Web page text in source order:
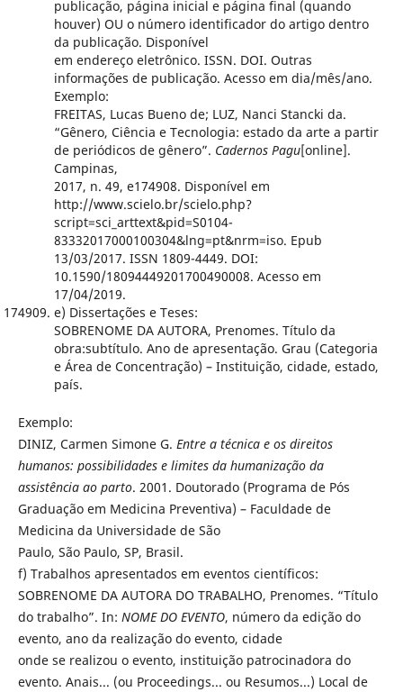
publicação, página inicial e página final (quando
houver) OU o número identificador do artigo dentro
da publicação. Disponível
em endereço eletrônico. ISSN. DOI. Outras
informações de publicação. Acesso em dia/mês/ano.
Exemplo:
FREITAS, Lucas Bueno de; LUZ, Nanci Stancki da.
“Gênero, Ciência e Tecnologia: estado da arte a partir
de periódicos de gênero”. Cadernos Pagu[online].
Campinas,
2017, n. 49, e174908. Disponível em
http://www.scielo.br/scielo.php?
script=sci_arttext&pid=S0104-
83332017000100304&lng=pt&nrm=iso. Epub
13/03/2017. ISSN 1809-4449. DOI:
10.1590/18094449201700490008. Acesso em
17/04/2019.
e) Dissertações e Teses:
SOBRENOME DA AUTORA, Prenomes. Título da
obra:subtítulo. Ano de apresentação. Grau (Categoria
e Área de Concentração) – Instituição, cidade, estado,
país.
Exemplo:
DINIZ, Carmen Simone G. Entre a técnica e os direitos
humanos: possibilidades e limites da humanização da
assistência ao parto. 2001. Doutorado (Programa de Pós
Graduação em Medicina Preventiva) – Faculdade de
Medicina da Universidade de São
Paulo, São Paulo, SP, Brasil.
f) Trabalhos apresentados em eventos científicos:
SOBRENOME DA AUTORA DO TRABALHO, Prenomes. “Título
do trabalho”. In: NOME DO EVENTO, número da edição do
evento, ano da realização do evento, cidade
onde se realizou o evento, instituição patrocinadora do
evento. Anais... (ou Proceedings... ou Resumos...) Local de